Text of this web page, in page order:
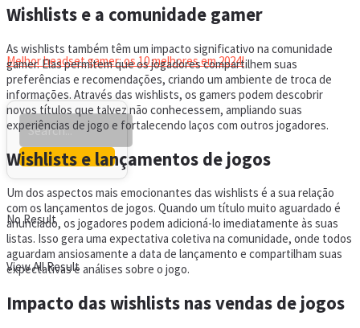
HEADSET
Melhor headset gamer: os 10 melhores em 2024!
No Result
View All Result
Wishlists e a comunidade gamer
As wishlists também têm um impacto significativo na comunidade
gamer. Elas permitem que os jogadores compartilhem suas
preferências e recomendações, criando um ambiente de troca de
informações. Através das wishlists, os gamers podem descobrir
novos títulos que talvez não conhecessem, ampliando suas
experiências de jogo e fortalecendo laços com outros jogadores.
Wishlists e lançamentos de jogos
Um dos aspectos mais emocionantes das wishlists é a sua relação
com os lançamentos de jogos. Quando um título muito aguardado é
anunciado, os jogadores podem adicioná-lo imediatamente às suas
listas. Isso gera uma expectativa coletiva na comunidade, onde todos
aguardam ansiosamente a data de lançamento e compartilham suas
expectativas e análises sobre o jogo.
Impacto das wishlists nas vendas de jogos